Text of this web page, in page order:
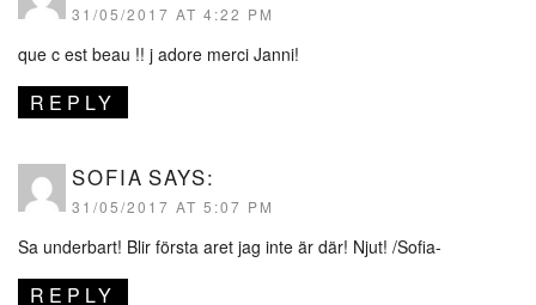
31/05/2017 AT 4:22 PM
que c est beau !! j adore merci Janni!
REPLY
SOFIA SAYS:
31/05/2017 AT 5:07 PM
Sa underbart! Blir första aret jag inte är där! Njut! /Sofia-
REPLY